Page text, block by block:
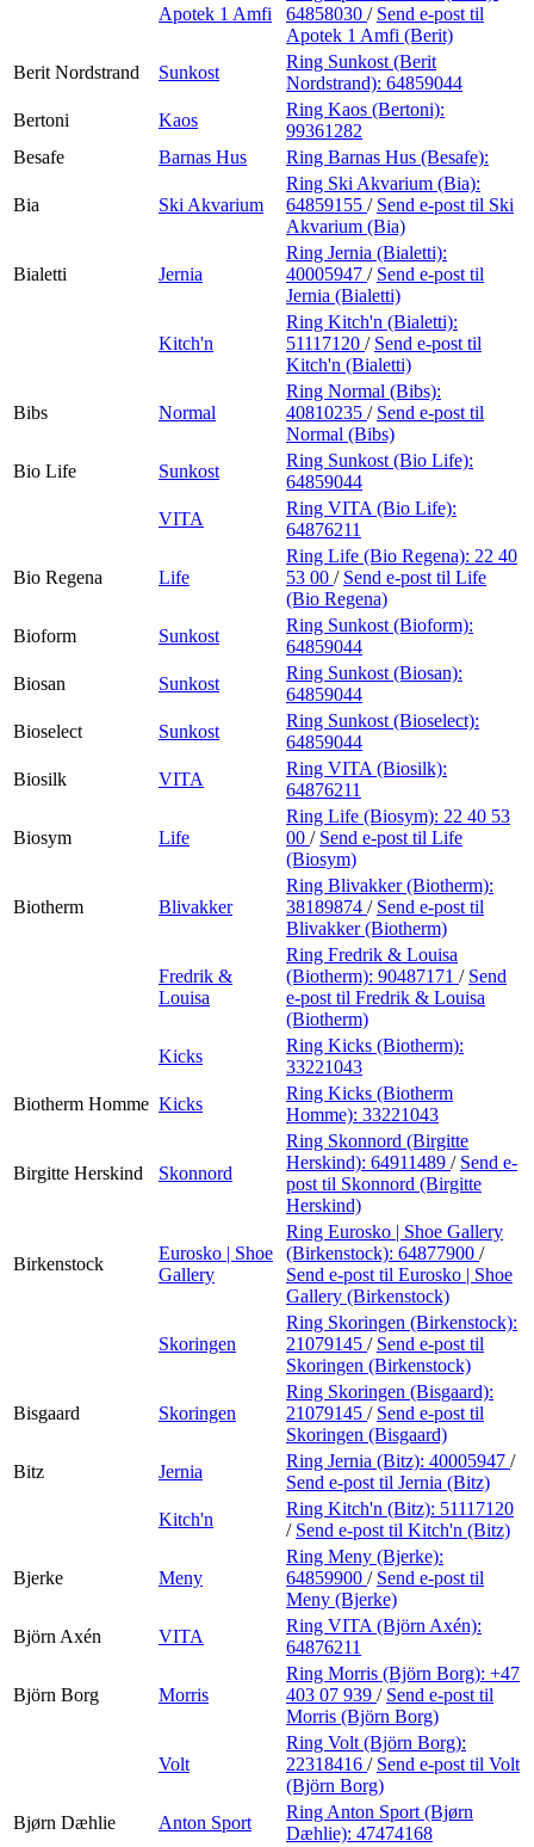
Apotek 1 Amfi
64858030 / Send e-post til
Apotek 1 Amfi (Berit)
Berit Nordstrand
Sunkost
Ring Sunkost (Berit
Nordstrand): 64859044
Bertoni
Kaos
Ring Kaos (Bertoni):
99361282
Besafe
Barnas Hus Ring Barnas Hus (Besafe):
Bia Ski Akvarium
Ring Ski Akvarium (Bia):
64859155 / Send e-post til Ski
Akvarium (Bia)
Bialetti Jernia
Ring Jernia (Bialetti):
40005947 / Send e-post til
Jernia (Bialetti)
Kitch'n
Ring Kitch'n (Bialetti):
51117120 / Send e-post til
Kitch'n (Bialetti)
Bibs Normal
Ring Normal (Bibs):
40810235 / Send e-post til
Normal (Bibs)
Bio Life
Sunkost
Ring Sunkost (Bio Life):
64859044
VITA
Ring VITA (Bio Life):
64876211
Bio Regena Life
Ring Life (Bio Regena): 22 40
53 00 / Send e-post til Life
(Bio Regena)
Bioform
Sunkost
Ring Sunkost (Bioform):
64859044
Biosan
Sunkost
Ring Sunkost (Biosan):
64859044
Bioselect
Sunkost
Ring Sunkost (Bioselect):
64859044
Biosilk
VITA
Ring VITA (Biosilk):
64876211
Biosym Life
Ring Life (Biosym): 22 40 53
00 / Send e-post til Life
(Biosym)
Biotherm Blivakker
Ring Blivakker (Biotherm):
38189874 / Send e-post til
Blivakker (Biotherm)
Fredrik &
Louisa
Ring Fredrik & Louisa
(Biotherm): 90487171 / Send
e-post til Fredrik & Louisa
(Biotherm)
Kicks
Ring Kicks (Biotherm):
33221043
Biotherm Homme Kicks
Ring Kicks (Biotherm
Homme): 33221043
Birgitte Herskind Skonnord
Ring Skonnord (Birgitte
Herskind): 64911489 / Send e-
post til Skonnord (Birgitte
Herskind)
Birkenstock
Eurosko | Shoe
Gallery
Ring Eurosko | Shoe Gallery
(Birkenstock): 64877900 /
Send e-post til Eurosko | Shoe
Gallery (Birkenstock)
Skoringen
Ring Skoringen (Birkenstock):
21079145 / Send e-post til
Skoringen (Birkenstock)
Bisgaard Skoringen
Ring Skoringen (Bisgaard):
21079145 / Send e-post til
Skoringen (Bisgaard)
Bitz
Jernia
Ring Jernia (Bitz): 40005947 /
Send e-post til Jernia (Bitz)
Kitch'n
Ring Kitch'n (Bitz): 51117120
/ Send e-post til Kitch'n (Bitz)
Bjerke Meny
Ring Meny (Bjerke):
64859900 / Send e-post til
Meny (Bjerke)
Björn Axén
VITA
Ring VITA (Björn Axén):
64876211
Björn Borg Morris
Ring Morris (Björn Borg): +47
403 07 939 / Send e-post til
Morris (Björn Borg)
Volt
Ring Volt (Björn Borg):
22318416 / Send e-post til Volt
(Björn Borg)
Bjørn Dæhlie
Anton Sport
Ring Anton Sport (Bjørn
Dæhlie): 47474168